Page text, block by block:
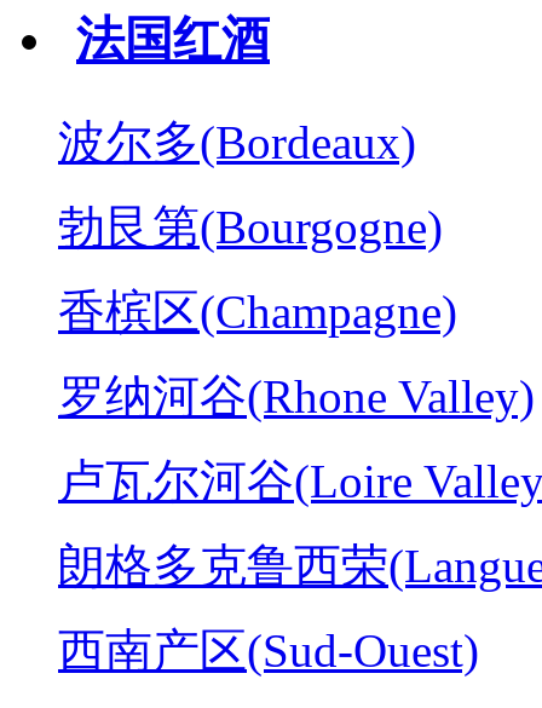
法国红酒
波尔多(Bordeaux)
勃艮第(Bourgogne)
香槟区(Champagne)
罗纳河谷(Rhone Valley)
卢瓦尔河谷(Loire
朗格多克鲁西荣
西南产区(Sud-Ouest)